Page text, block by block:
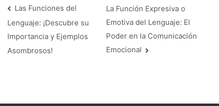
º
de
Primaria
Navegación
de
Las Funciones del
Lenguaje: ¡Descubre su
Importancia y Ejemplos
Asombrosos!
La Función Expresiva o
Emotiva del Lenguaje: El
Poder en la Comunicación
Emocional